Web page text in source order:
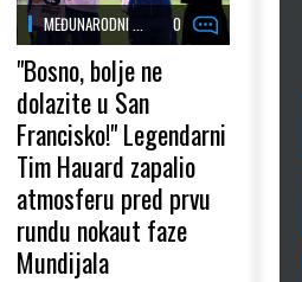
MEĐUNARODNI ... 0
"Bosno, bolje ne
dolazite u San
Francisko!" Legendarni
Tim Hauard zapalio
atmosferu pred prvu
rundu nokaut faze
Mundijala